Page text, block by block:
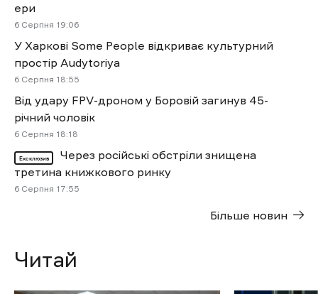
ери
6 Cерпня 19:06
У Харкові Some People відкриває культурний
простір Audytoriya
6 Cерпня 18:55
Від удару FPV-дроном у Боровій загинув 45-
річний чоловік
6 Cерпня 18:18
Ексклюзив
Через російські обстріли знищена
третина книжкового ринку
6 Cерпня 17:55
Більше новин
Читай